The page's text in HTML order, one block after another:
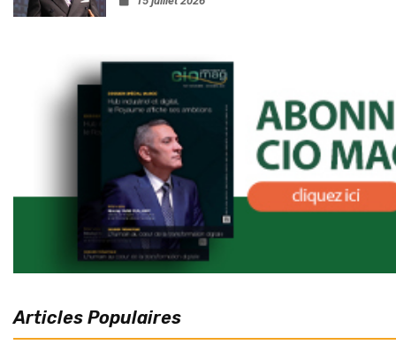
Articles Populaires